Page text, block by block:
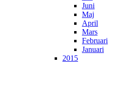
Juni
Maj
April
Mars
Februari
Januari
2015